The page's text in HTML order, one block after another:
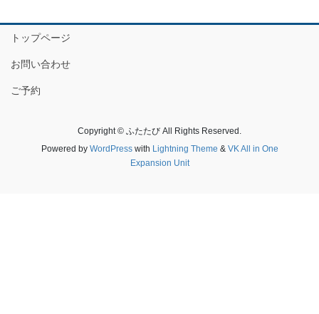
トップページ
お問い合わせ
ご予約
Copyright © ふたたび All Rights Reserved.
Powered by WordPresswith Lightning Theme & VK All in One
Expansion Unit